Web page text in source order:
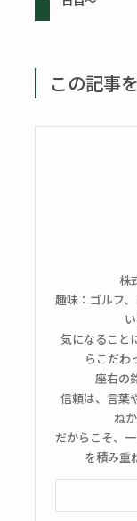
この記事
株
趣味：ゴルフ
気になること
らこだわ
座右の
信頼は、言葉
ね
だからこそ、
を積み重